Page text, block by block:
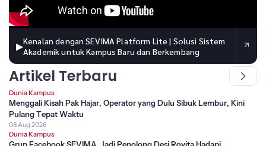
▶Kenalan dengan SEVIMA Platform Lite | Solusi Sistem
Akademik untuk Kampus Baru dan Berkembang
Artikel Terbaru
Dunia Kampus
Menggali Kisah Pak Hajar, Operator yang Dulu Sibuk Lembur, Kini
Pulang Tepat Waktu
03 Aug 2026
Dunia Kampus
Grup Facebook SEVIMA, Jadi Penolong Desi Rovita Hadapi